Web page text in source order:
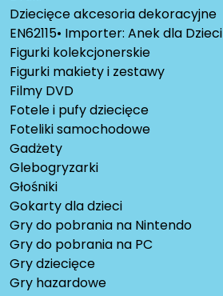
Dziecięce akcesoria dekoracyjne
EN62115• Importer: Anek dla Dzieci
Figurki kolekcjonerskie
Figurki makiety i zestawy
Filmy DVD
Fotele i pufy dziecięce
Foteliki samochodowe
Gadżety
Glebogryzarki
Głośniki
Gokarty dla dzieci
Gry do pobrania na Nintendo
Gry do pobrania na PC
Gry dziecięce
Gry hazardowe